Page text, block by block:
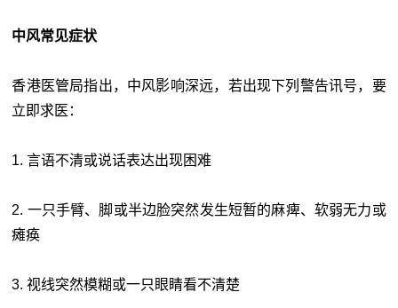
中风常见症状
香港医管局指出，中风影响深远，若出现下列警告讯号，要
立即求医：
1. 言语不清或说话表达出现困难
2. 一只手臂、脚或半边脸突然发生短暂的麻痺、软弱无力或
瘫痪
3. 视线突然模糊或一只眼睛看不清楚